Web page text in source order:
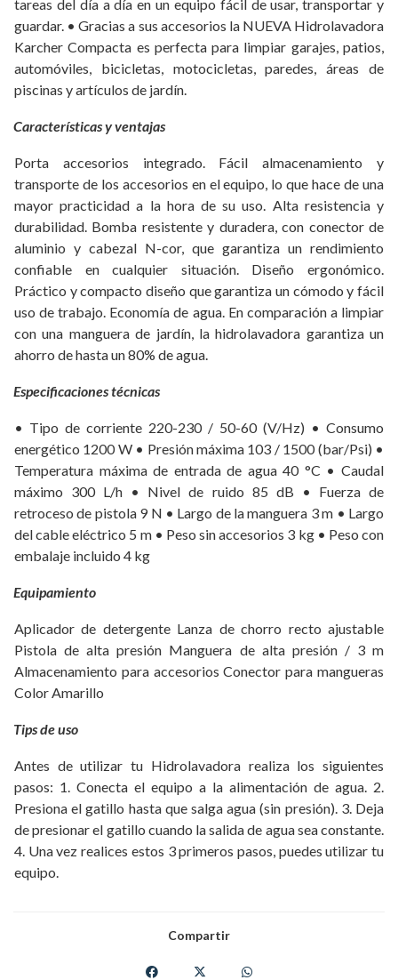
tareas del día a día en un equipo fácil de usar, transportar y
guardar. • Gracias a sus accesorios la NUEVA Hidrolavadora
Karcher Compacta es perfecta para limpiar garajes, patios,
automóviles, bicicletas, motocicletas, paredes, áreas de
piscinas y artículos de jardín.
Características y ventajas
Porta accesorios integrado. Fácil almacenamiento y
transporte de los accesorios en el equipo, lo que hace de una
mayor practicidad a la hora de su uso. Alta resistencia y
durabilidad. Bomba resistente y duradera, con conector de
aluminio y cabezal N-cor, que garantiza un rendimiento
confiable en cualquier situación. Diseño ergonómico.
Práctico y compacto diseño que garantiza un cómodo y fácil
uso de trabajo. Economía de agua. En comparación a limpiar
con una manguera de jardín, la hidrolavadora garantiza un
ahorro de hasta un 80% de agua.
Especificaciones técnicas
• Tipo de corriente 220-230 / 50-60 (V/Hz) • Consumo
energético 1200 W • Presión máxima 103 / 1500 (bar/Psi) •
Temperatura máxima de entrada de agua 40 °C • Caudal
máximo 300 L/h • Nivel de ruido 85 dB • Fuerza de
retroceso de pistola 9 N • Largo de la manguera 3 m • Largo
del cable eléctrico 5 m • Peso sin accesorios 3 kg • Peso con
embalaje incluido 4 kg
Equipamiento
Aplicador de detergente Lanza de chorro recto ajustable
Pistola de alta presión Manguera de alta presión / 3 m
Almacenamiento para accesorios Conector para mangueras
Color Amarillo
Tips de uso
Antes de utilizar tu Hidrolavadora realiza los siguientes
pasos: 1. Conecta el equipo a la alimentación de agua. 2.
Presiona el gatillo hasta que salga agua (sin presión). 3. Deja
de presionar el gatillo cuando la salida de agua sea constante.
4. Una vez realices estos 3 primeros pasos, puedes utilizar tu
equipo.
Compartir